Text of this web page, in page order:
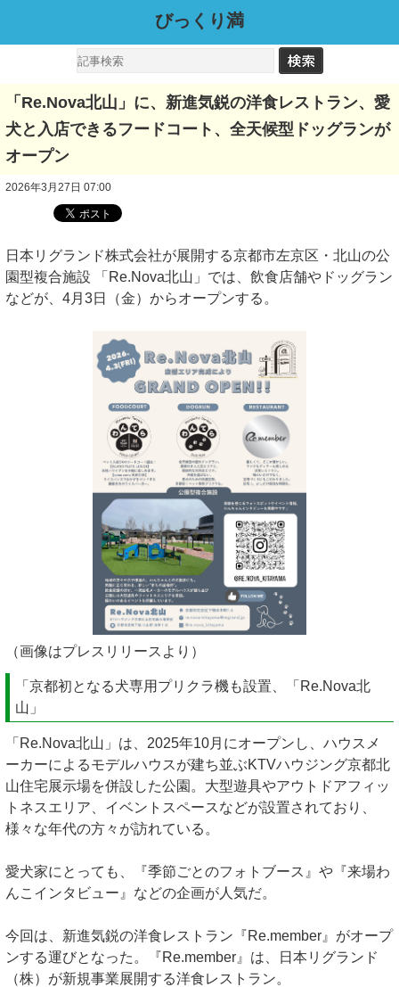
びっくり満
「Re.Nova北山」に、新進気鋭の洋食レストラン、愛
犬と入店できるフードコート、全天候型ドッグランが
オープン
2026年3月27日 07:00
日本リグランド株式会社が展開する京都市左京区・北山の公
園型複合施設 「Re.Nova北山」では、飲食店舗やドッグラン
などが、4月3日（金）からオープンする。
（画像はプレスリリースより）
「京都初となる犬専用プリクラ機も設置、「Re.Nova北
山」
「Re.Nova北山」は、2025年10月にオープンし、ハウスメ
ーカーによるモデルハウスが建ち並ぶKTVハウジング京都北
山住宅展示場を併設した公園。大型遊具やアウトドアフィッ
トネスエリア、イベントスペースなどが設置されており、
様々な年代の方々が訪れている。
愛犬家にとっても、『季節ごとのフォトブース』や『来場わ
んこインタビュー』などの企画が人気だ。
今回は、新進気鋭の洋食レストラン『Re.member』がオープ
ンする運びとなった。『Re.member』は、日本リグランド
（株）が新規事業展開する洋食レストラン。